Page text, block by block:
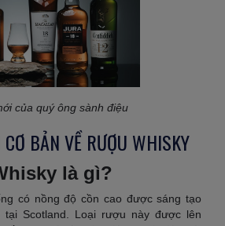
của quý ông sành điệu
BẢN VỀ RƯỢU WHISKY
là gì?
có nồng độ cồn cao được sáng tạo
Scotland. Loại rượu này được lên